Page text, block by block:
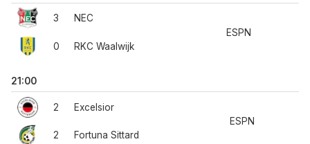
3
0
NEC
RKC Waalwijk
ESPN
21:00
2
2
Excelsior
Fortuna Sittard
ESPN